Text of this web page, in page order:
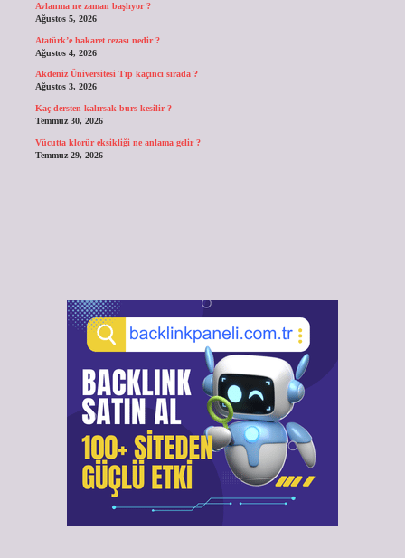
Avlanma ne zaman başlıyor ?
Ağustos 5, 2026
Atatürk’e hakaret cezası nedir ?
Ağustos 4, 2026
Akdeniz Üniversitesi Tıp kaçıncı sırada ?
Ağustos 3, 2026
Kaç dersten kalırsak burs kesilir ?
Temmuz 30, 2026
Vücutta klorür eksikliği ne anlama gelir ?
Temmuz 29, 2026